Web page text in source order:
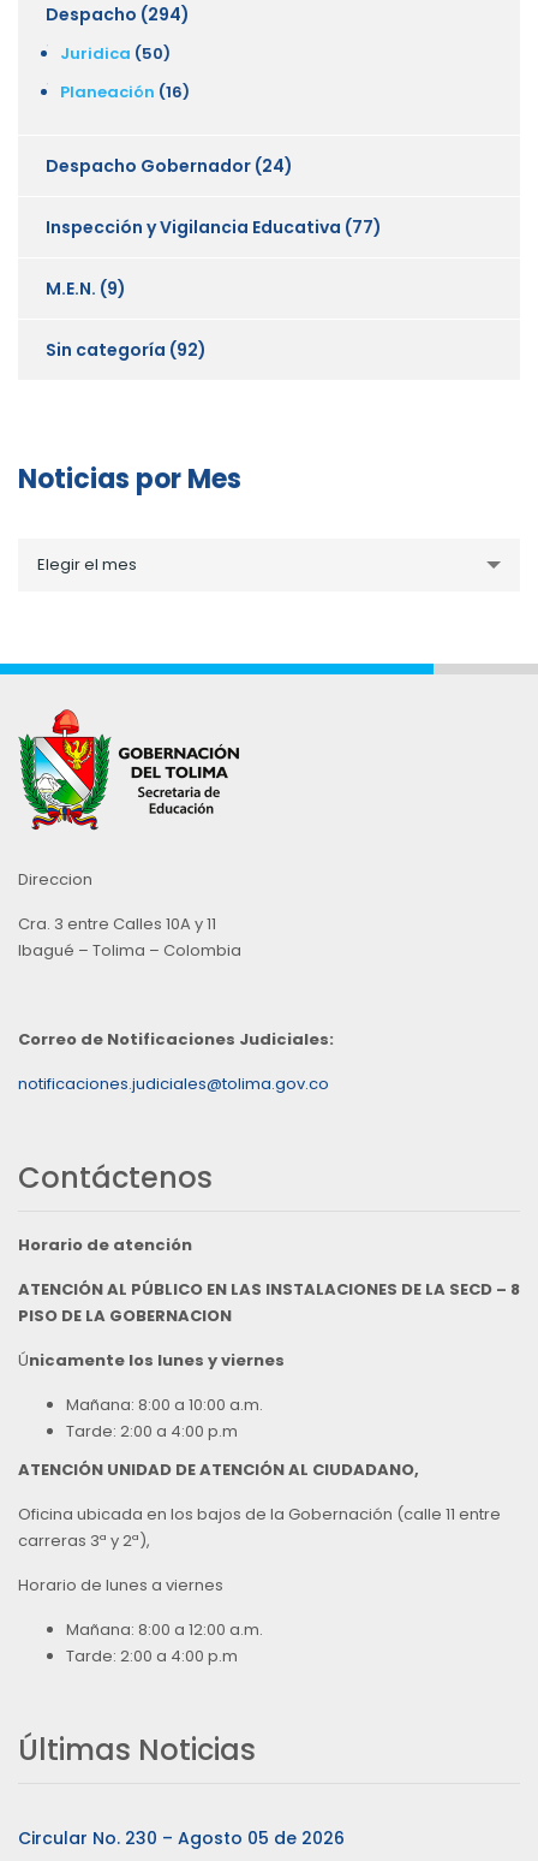
Despacho (294)
Juridica (50)
Planeación (16)
Despacho Gobernador (24)
Inspección y Vigilancia Educativa (77)
M.E.N. (9)
Sin categoría (92)
Noticias por Mes
porElegir el mes
Direccion
Cra. 3 entre Calles 10A y 11
Ibagué – Tolima – Colombia
Correo de Notificaciones Judiciales:
notificaciones.judiciales@tolima.gov.co
Contáctenos
Horario de atención
ATENCIÓN AL PÚBLICO EN LAS INSTALACIONES DE LA SECD – 8
PISO DE LA GOBERNACION
Únicamente los lunes y viernes
Mañana: 8:00 a 10:00 a.m.
Tarde: 2:00 a 4:00 p.m
ATENCIÓN UNIDAD DE ATENCIÓN AL CIUDADANO,
Oficina ubicada en los bajos de la Gobernación (calle 11 entre
carreras 3ª y 2ª),
Horario de lunes a viernes
Mañana: 8:00 a 12:00 a.m.
Tarde: 2:00 a 4:00 p.m
Últimas Noticias
Circular No. 230 – Agosto 05 de 2026